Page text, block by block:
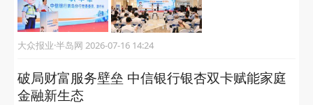
大众报业·半岛网 2026-07-16 14:24
破局财富服务壁垒 中信银行银杏双卡赋能家庭
金融新生态